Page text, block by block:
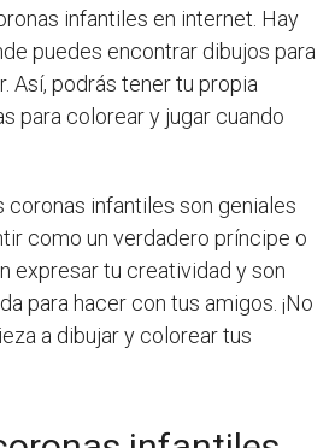
infantiles en internet. Hay
puedes encontrar dibujos para
Así, podrás tener tu propia
para colorear y jugar cuando
coronas infantiles son geniales
como un verdadero príncipe o
expresar tu creatividad y son
para hacer con tus amigos. ¡No
a dibujar y colorear tus